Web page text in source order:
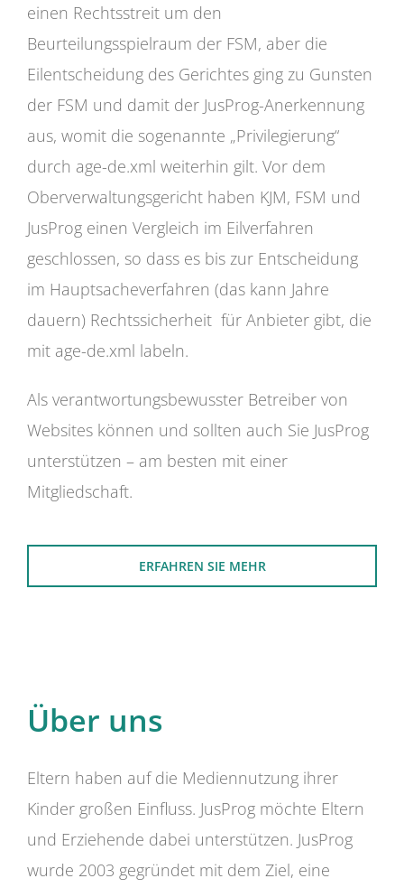
einen Rechtsstreit um den
Beurteilungsspielraum der FSM, aber die
Eilentscheidung des Gerichtes ging zu Gunsten
der FSM und damit der JusProg-Anerkennung
aus, womit die sogenannte „Privilegierung“
durch age-de.xml weiterhin gilt. Vor dem
Oberverwaltungsgericht haben KJM, FSM und
JusProg einen Vergleich im Eilverfahren
geschlossen, so dass es bis zur Entscheidung
im Hauptsacheverfahren (das kann Jahre
dauern) Rechtssicherheit für Anbieter gibt, die
mit age-de.xml labeln.
Als verantwortungsbewusster Betreiber von
Websites können und sollten auch Sie JusProg
unterstützen – am besten mit einer
Mitgliedschaft.
ERFAHREN SIE MEHR
Über uns
Eltern haben auf die Mediennutzung ihrer
Kinder großen Einfluss. JusProg möchte Eltern
und Erziehende dabei unterstützen. JusProg
wurde 2003 gegründet mit dem Ziel, eine